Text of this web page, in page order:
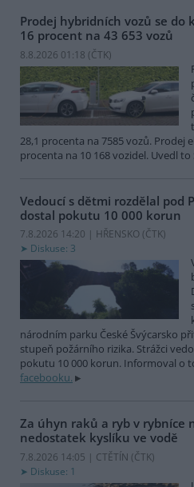
Prodej hybridních vozů se do
16 procent na 43 653 vozů
8.8.2026 01:18 (ČTK)
28,1 procenta na 7585 vozů. Prodej
procenta na 10 168 vozidel. Uvedl
Vedoucí s dětmi rozdělal pod
dostal pokutu 10 000 korun
7.8.2026 14:20 | HŘENSKO (ČTK)
Diskuse: 3
národním parku České Švýcarsko
stupeň požárního rizika. Strážci
pokutu 10 000 korun. Informoval o
facebooku.
Za úhyn raků a ryb v rybníce
nedostatek kyslíku ve vodě
7.8.2026 14:05 | CTĚTÍN (ČTK)
Diskuse: 1